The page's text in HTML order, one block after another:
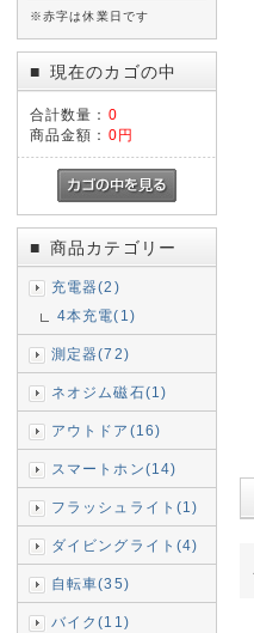
※赤字は休業日です
■ 現在のカゴの中
合計数量： 0
商品金額： 0円
■ 商品カテゴリー
充電器(2)
4本充電(1)
測定器(72)
ネオジム磁石(1)
アウトドア(16)
スマートホン(14)
フラッシュライト(1)
ダイビングライト(4)
自転車(35)
バイク(11)